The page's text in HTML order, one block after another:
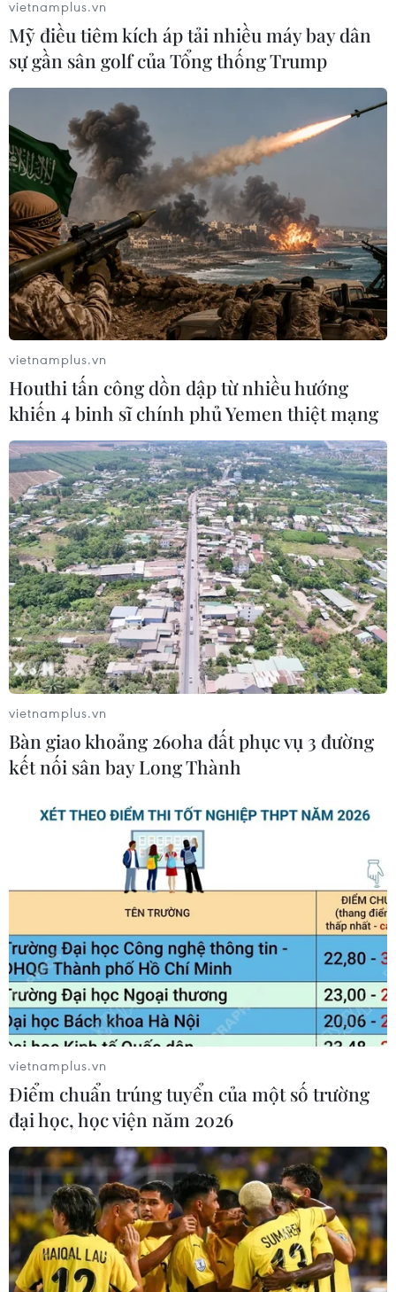
Lãnh đạo SCIC nói gì về đợt chào bán cổ
phần Vinamilk tháng 12
30/11/2016 12:38
Với mức giá khởi điểm 144.000 đồng/cổ phiếu, ông Chi
cho rằng việc này đã được báo cáo nhiều cấp thẩm
quyền dựa trên căn cứ các phương pháp định giá khác
nhau đối với cổ phiếu VNM.
Từ 5/12, người Hà Nội có thể mua vé giải
Jackpot tại 150 điểm bán
05/12/2016 03:37
Công ty Xổ số điện toán Việt Nam vừa chính thức vận
hành hệ thống kinh doanh xổ số tự chọn tại Hà Nội
sáng 5/12 nhân kỷ niệm 5 năm thành lập.
vietnamplus.vn
Mỹ điều tiêm kích áp tải nhiều máy bay dân
sự gần sân golf của Tổng thống Trump
vietnamplus.vn
Houthi tấn công dồn dập từ nhiều hướng
khiến 4 binh sĩ chính phủ Yemen thiệt mạng
vietnamplus.vn
Bàn giao khoảng 260ha đất phục vụ 3 đường
kết nối sân bay Long Thành
vietnamplus.vn
Điểm chuẩn trúng tuyển của một số trường
đại học, học viện năm 2026